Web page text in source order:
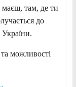
там, де ти
до
України.
можливості